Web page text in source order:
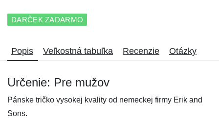
DARČEK ZADARMO
Popis Veľkostná tabuľka Recenzie Otázky
Určenie: Pre mužov
Pánske tričko vysokej kvality od nemeckej firmy Erik and
Sons.